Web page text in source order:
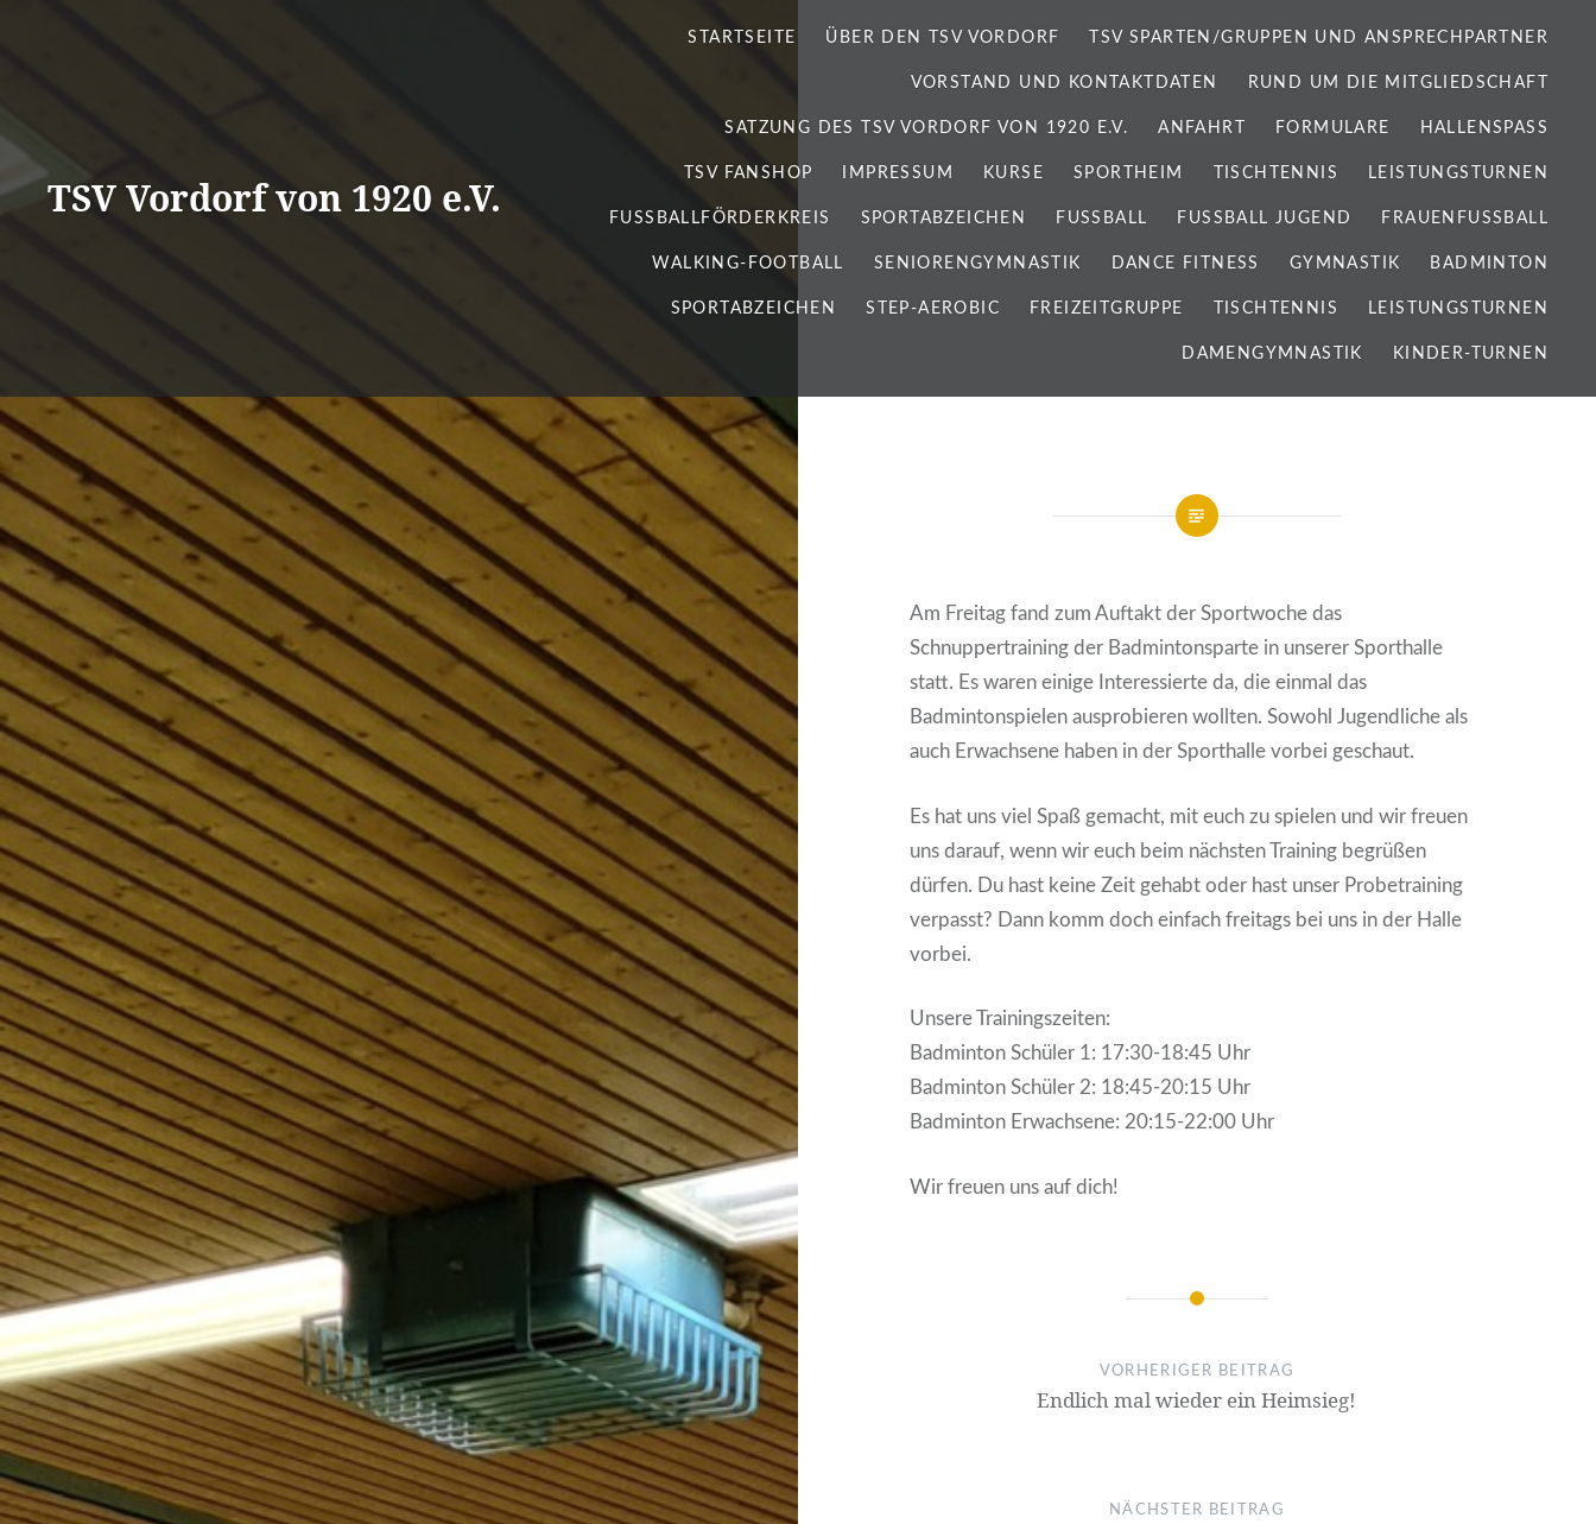
TSV Vordorf von 1920 e.V.
STARTSEITE ÜBER DEN TSV VORDORF TSV SPARTEN/GRUPPEN UND ANSPRECHPARTNER
VORSTAND UND KONTAKTDATEN RUND UM DIE MITGLIEDSCHAFT
SATZUNG DES TSV VORDORF VON 1920 E.V. ANFAHRT FORMULARE HALLENSPASS
TSV FANSHOP IMPRESSUM KURSE SPORTHEIM TISCHTENNIS LEISTUNGSTURNEN
FUSSBALLFÖRDERKREIS SPORTABZEICHEN FUSSBALL FUSSBALL JUGEND FRAUENFUSSBALL
WALKING-FOOTBALL SENIORENGYMNASTIK DANCE FITNESS GYMNASTIK BADMINTON
SPORTABZEICHEN STEP-AEROBIC FREIZEITGRUPPE TISCHTENNIS LEISTUNGSTURNEN
DAMENGYMNASTIK KINDER-TURNEN
Am Freitag fand zum Auftakt der Sportwoche das
Schnuppertraining der Badmintonsparte in unserer Sporthalle
statt. Es waren einige Interessierte da, die einmal das
Badmintonspielen ausprobieren wollten. Sowohl Jugendliche als
auch Erwachsene haben in der Sporthalle vorbei geschaut.
Es hat uns viel Spaß gemacht, mit euch zu spielen und wir freuen
uns darauf, wenn wir euch beim nächsten Training begrüßen
dürfen. Du hast keine Zeit gehabt oder hast unser Probetraining
verpasst? Dann komm doch einfach freitags bei uns in der Halle
vorbei.
Unsere Trainingszeiten:
Badminton Schüler 1: 17:30-18:45 Uhr
Badminton Schüler 2: 18:45-20:15 Uhr
Badminton Erwachsene: 20:15-22:00 Uhr
Wir freuen uns auf dich!
Beitragsnavigation
VORHERIGER BEITRAG
Endlich mal wieder ein Heimsieg!
NÄCHSTER BEITRAG